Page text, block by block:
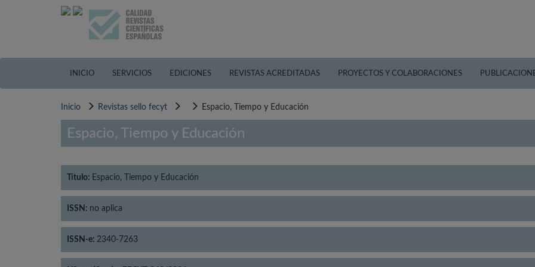
INICIO SERVICIOS EDICIONES REVISTAS ACREDITADAS PROYECTOS Y COLABORACIONES
Inicio Revistas sello fecyt Espacio, Tiempo y Educación
Espacio, Tiempo y Educación
Título: Espacio, Tiempo y Educación
ISSN: no aplica
ISSN-e: 2340-7263